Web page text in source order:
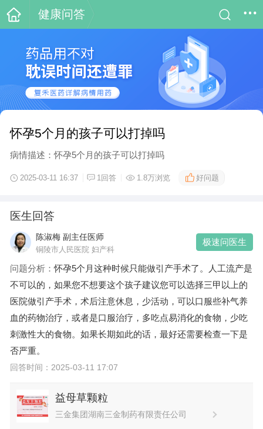
健康问答
怀孕5个月的孩子可以打掉吗
病情描述：怀孕5个月的孩子可以打掉吗
2025-03-11 16:37 1回答 1.8万浏览 好问题
医生回答
陈淑梅 副主任医师
铜陵市人民医院 妇产科
极速问医生
问题分析：怀孕5个月这种时候只能做引产手术了。人工流产是
不可以的，如果您不想要这个孩子建议您可以选择三甲以上的
医院做引产手术，术后注意休息，少活动，可以口服些补气养
血的药物治疗，或者是口服治疗，多吃点易消化的食物，少吃
刺激性大的食物。如果长期如此的话，最好还需要检查一下是
否严重。
回答时间：2025-03-11 17:07
益母草颗粒
三金集团湖南三金制药有限责任公司